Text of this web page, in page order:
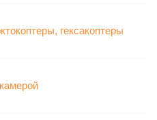
гексакоптеры